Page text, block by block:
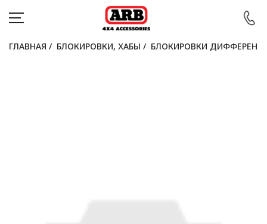
ГЛАВНАЯ / БЛОКИРОВКИ, ХАБЫ / БЛОКИРОВКИ